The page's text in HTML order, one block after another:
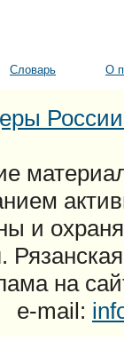
Словарь О
и
на
e-mail: